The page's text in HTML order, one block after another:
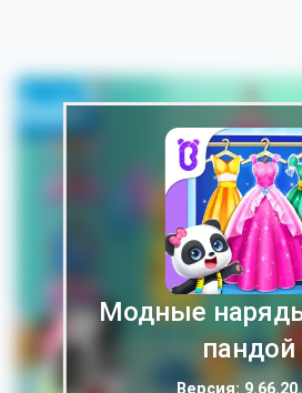
Модные
пандой